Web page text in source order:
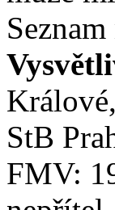
StB
FMV: